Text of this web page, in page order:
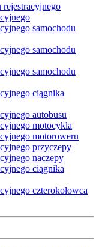
samochodu
samochodu
samochodu
ciągnika
autobusu
motocykla
motoroweru
przyczepy
naczepy
ciągnika
czterokołowca